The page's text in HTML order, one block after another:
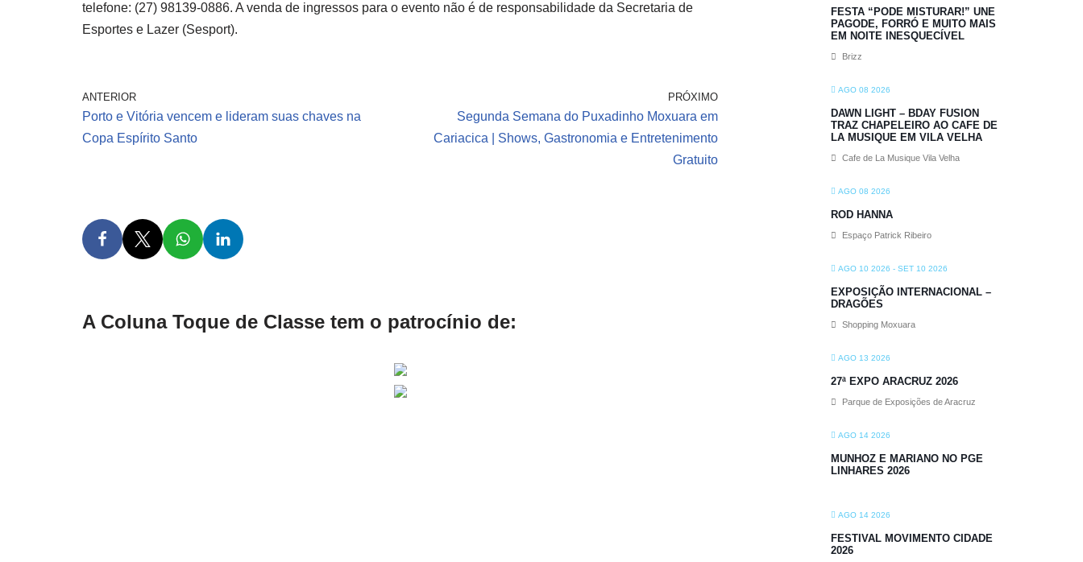
telefone: (27) 98139-0886. A venda de ingressos para o evento não é de responsabilidade da Secretaria de
Esportes e Lazer (Sesport).
ANTERIOR
Porto e Vitória vencem e lideram suas chaves na
Copa Espírito Santo
PRÓXIMO
Segunda Semana do Puxadinho Moxuara em
Cariacica | Shows, Gastronomia e Entretenimento
Gratuito
A Coluna Toque de Classe tem o patrocínio de:
FESTA “PODE MISTURAR!” UNE
PAGODE, FORRÓ E MUITO MAIS
EM NOITE INESQUECÍVEL
Brizz
AGO 08 2026
DAWN LIGHT – BDAY FUSION
TRAZ CHAPELEIRO AO CAFE DE
LA MUSIQUE EM VILA VELHA
Cafe de La Musique Vila Velha
AGO 08 2026
ROD HANNA
Espaço Patrick Ribeiro
AGO 10 2026 - SET 10 2026
EXPOSIÇÃO INTERNACIONAL –
DRAGÕES
Shopping Moxuara
AGO 13 2026
27ª EXPO ARACRUZ 2026
Parque de Exposições de Aracruz
AGO 14 2026
MUNHOZ E MARIANO NO PGE
LINHARES 2026
AGO 14 2026
FESTIVAL MOVIMENTO CIDADE
2026